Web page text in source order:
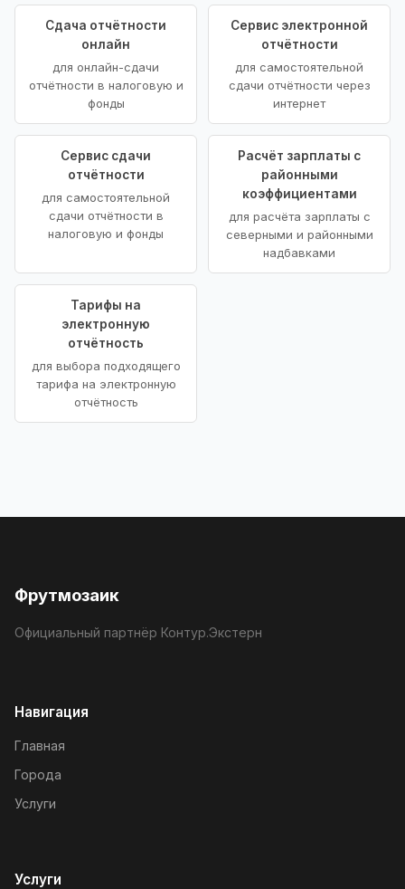
Сдача отчётности
онлайн
для онлайн-сдачи
отчётности в налоговую и
фонды
Сервис электронной
отчётности
для самостоятельной
сдачи отчётности через
интернет
Сервис сдачи
отчётности
для самостоятельной
сдачи отчётности в
налоговую и фонды
Расчёт зарплаты с
районными
коэффициентами
для расчёта зарплаты с
северными и районными
надбавками
Тарифы на
электронную
отчётность
для выбора подходящего
тарифа на электронную
отчётность
Фрутмозаик
Официальный партнёр Контур.Экстерн
Навигация
Главная
Города
Услуги
Услуги